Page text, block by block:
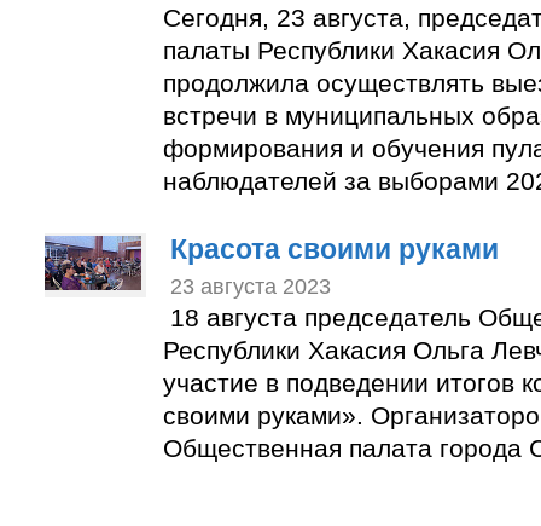
Сегодня, 23 августа,
палаты Республики Хакасия
продолжила осуществлять
встречи в муниципальных
формирования и обучения
наблюдателей за выборами
Красота своими руками
23 августа 2023
18 августа председатель
Республики Хакасия Ольга
участие в подведении итогов
своими руками».
Общественная палата города